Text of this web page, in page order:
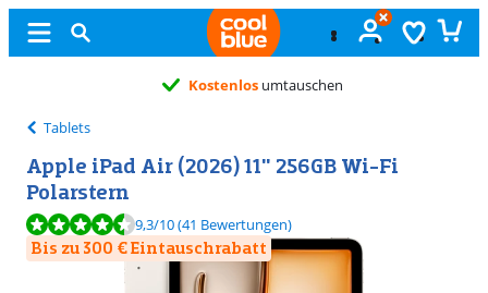
Kostenlos umtauschen
Tablets
Apple iPad Air (2026) 11" 256GB Wi-Fi
Polarstern
Bewertet mit 9,3 von 10, basierend auf 41 Bewertungen.
9,3/10(41 Bewertungen)
Bis zu 300 € Eintauschrabatt